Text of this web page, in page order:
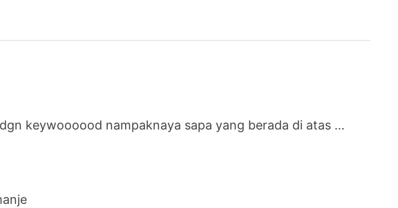
keywoooood nampaknaya sapa yang berada di atas …